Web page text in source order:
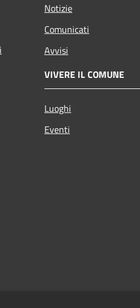
Notizie
Comunicati
Avvisi
VIVERE IL COMUNE
Luoghi
Eventi